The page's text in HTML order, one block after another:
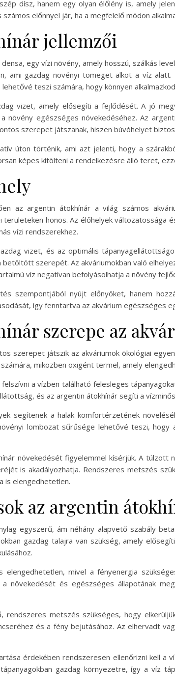
dísz, hanem egy olyan élőlény is, amely
előnnyel jár, ha a megfelelő módon
jellemzői
egy vízi növény, amely hosszú, szálkás
ami gazdag növényi tömeget alkot a víz
teszi számára, hogy könnyen
vizet, amely elősegíti a fejlődését. A jó
növény egészséges növekedéséhez. Az
szerepet játszanak, hiszen búvóhelyet
úton történik, ami azt jelenti, hogy a
képes kitölteni a rendelkezésre álló teret,
az argentin átokhínár a világ számos
területeken honos. Az élőhelyek
vízi rendszerekhez.
vizet, és az optimális
szerepét. Az akváriumokban való
víz negatívan befolyásolhatja a növény
szempontjából nyújt előnyöket, hanem
így fenntartva az akvárium egészséges
szerepe az
szerepet játszik az akváriumok ökológiai
miközben oxigént termel, amely
a vízben található felesleges
és az argentin átokhínár segíti a
segítenek a halak komfortérzetének
lombozat sűrűsége lehetővé teszi,
növekedését figyelemmel kísérjük. A
is akadályozhatja. Rendszeres metszés
is elengedhetetlen.
az argentin
egyszerű, ám néhány alapvető szabály
gazdag talajra van szükség, amely
mivel a fényenergia
növekedését és egészséges állapotának
rendszeres metszés szükséges, hogy
és a fény bejutásához. Az elhervadt
érdekében rendszeresen ellenőrizni kell a
gazdag környezetre, így a víz